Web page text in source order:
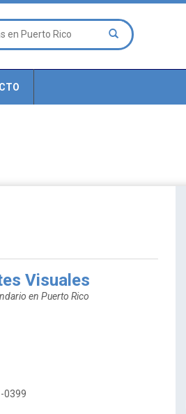
Visuales
en Puerto Rico
0399